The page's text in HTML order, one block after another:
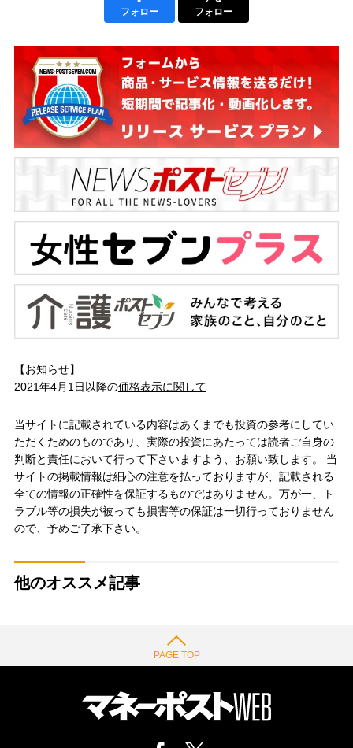
フォロー フォロー
【お知らせ】
2021年4月1日以降の価格表示に関して
当サイトに記載されている内容はあくまでも投資の参考にしてい
ただくためのものであり、実際の投資にあたっては読者ご自身の
判断と責任において行って下さいますよう、お願い致します。 当
サイトの掲載情報は細心の注意を払っておりますが、記載される
全ての情報の正確性を保証するものではありません。万が一、ト
ラブル等の損失が被っても損害等の保証は一切行っておりません
ので、予めご了承下さい。
他のオススメ記事
PAGE TOP